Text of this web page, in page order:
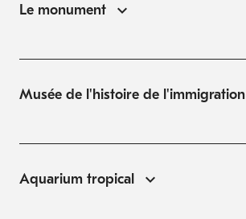
Le monument
Musée de l'histoire de l'immigration
Aquarium tropical